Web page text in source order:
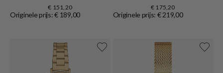
€ 151,20
Originele prijs: € 189,00
€ 175,20
Originele prijs: € 219,00